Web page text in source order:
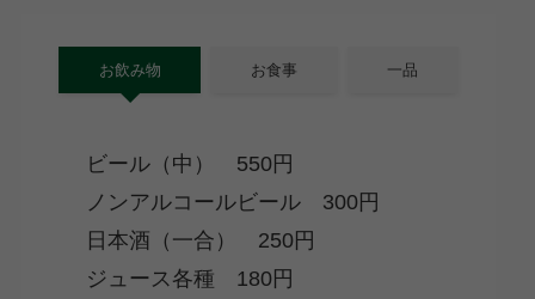
お飲み物 お食事 一品
ビール（中） 550円
ノンアルコールビール 300円
日本酒（一合） 250円
ジュース各種 180円